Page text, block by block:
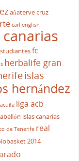
añaterve cruz
carl english
fc
herbalife gran
islas
hernández
liga acb
islas canarias
de Tenerife real
2014